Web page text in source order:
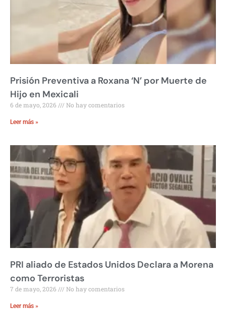
Prisión Preventiva a Roxana ‘N’ por Muerte de
Hijo en Mexicali
6 de mayo, 2026 No hay comentarios
Leer más »
PRI aliado de Estados Unidos Declara a Morena
como Terroristas
7 de mayo, 2026 No hay comentarios
Leer más »